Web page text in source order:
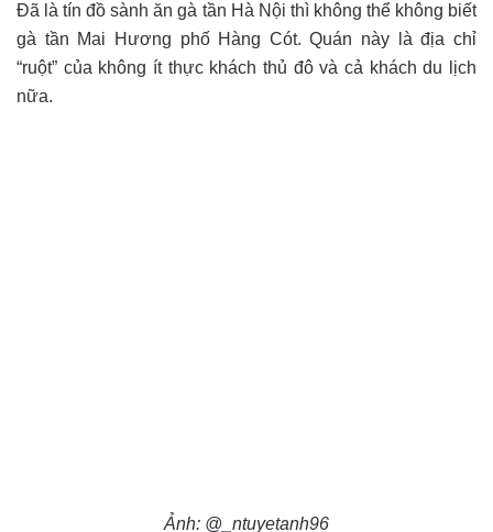
Đã là tín đồ sành ăn gà tần Hà Nội thì không thể không biết
gà tần Mai Hương phố Hàng Cót. Quán này là địa chỉ
“ruột” của không ít thực khách thủ đô và cả khách du lịch
nữa.
Ảnh: @_ntuyetanh96